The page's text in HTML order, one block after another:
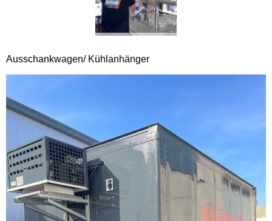
Ausschankwagen/ Kühlanhänger